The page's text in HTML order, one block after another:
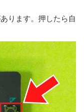
ります。押したら自